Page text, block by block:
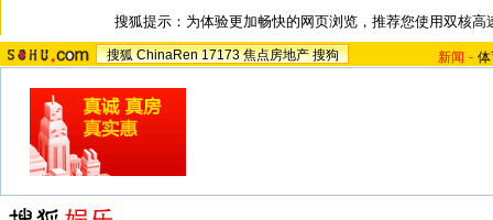
搜狐提示：为体验更加畅快的网页浏览，推荐您使用双核高
搜狐 ChinaRen 17173 焦点房地产 搜狗 新闻 -